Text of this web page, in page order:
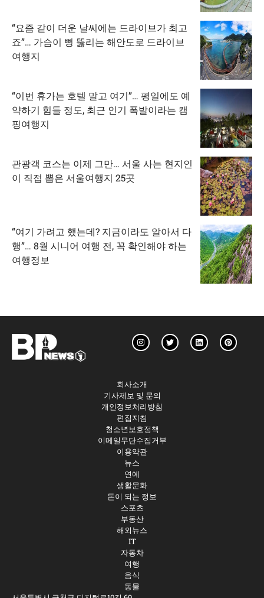
“요즘 같이 더운 날씨에는 드라이브가 최고
죠”… 가슴이 뻥 뚫리는 해안도로 드라이브
여행지
“이번 휴가는 호텔 말고 여기”… 평일에도 예
약하기 힘들 정도, 최근 인기 폭발이라는 캠
핑여행지
관광객 코스는 이제 그만… 서울 사는 현지인
이 직접 뽑은 서울여행지 25곳
“여기 가려고 했는데? 지금이라도 알아서 다
행”… 8월 시니어 여행 전, 꼭 확인해야 하는
여행정보
회사소개
기사제보 및 문의
개인정보처리방침
편집지침
청소년보호정책
이메일무단수집거부
이용약관
뉴스
연예
생활문화
돈이 되는 정보
스포츠
부동산
해외뉴스
IT
자동차
여행
음식
동물